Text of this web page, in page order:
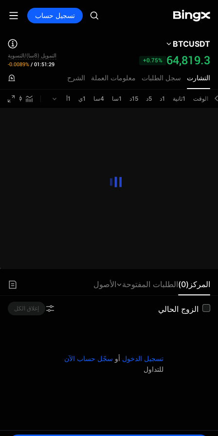
تسجيل حساب
BTCUSDT
64,819.3
+0.75%
التمويل (8سا)/التسوية
-0.0089% / 01:51:29
التشارت سجل الطلبات معلومات العملة الشرح
الوقت 1ثانية 1د 5د 15د 1سا 4سا 1ي 1أ
المركز(0) الطلبات المفتوحة الأصول
الزوج الحالي إغلاق الكل
تسجيل الدخول أو سجّل حساب الآن
للتداول